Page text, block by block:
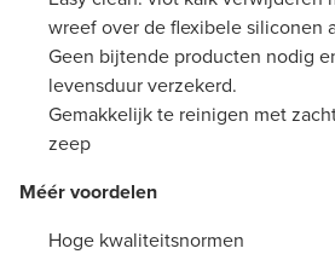
wreef over de flexibele siliconen
Geen bijtende producten nodig
levensduur verzekerd.
Gemakkelijk te reinigen met
zeep
Méér voordelen
Hoge kwaliteitsnormen